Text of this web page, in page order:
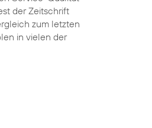
der Zeitschrift
zum letzten
in vielen der